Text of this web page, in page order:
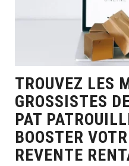
TROUVEZ LES
GROSSISTES
PAT
BOOSTER
REVENTE